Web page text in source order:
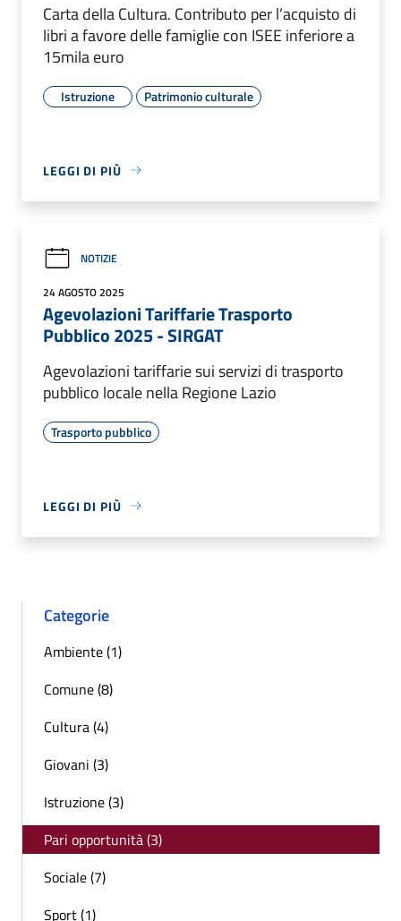
Carta della Cultura. Contributo per l’acquisto di
libri a favore delle famiglie con ISEE inferiore a
15mila euro
Istruzione Patrimonio culturale
LEGGI DI PIÙ
NOTIZIE
24 AGOSTO 2025
Agevolazioni Tariffarie Trasporto
Pubblico 2025 - SIRGAT
Agevolazioni tariffarie sui servizi di trasporto
pubblico locale nella Regione Lazio
Trasporto pubblico
LEGGI DI PIÙ
Categorie
Ambiente (1)
Comune (8)
Cultura (4)
Giovani (3)
Istruzione (3)
Pari opportunità (3)
Sociale (7)
Sport (1)